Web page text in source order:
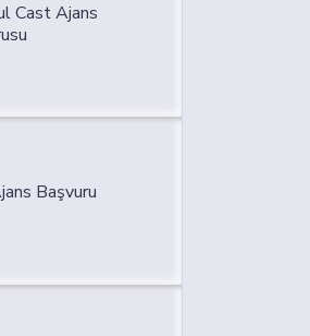
Cast Ajans
Başvuru